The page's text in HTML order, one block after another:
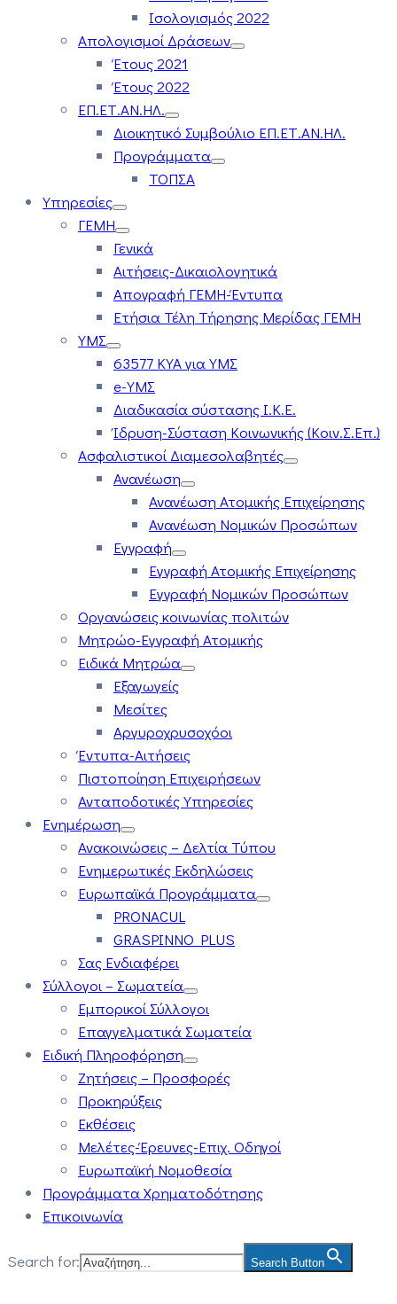
Ισολογισμός 2022
Απολογισμοί Δράσεων
Έτους 2021
Έτους 2022
ΕΠ.ΕΤ.ΑΝ.ΗΛ.
Διοικητικό Συμβούλιο ΕΠ.ΕΤ.ΑΝ.ΗΛ.
Προγράμματα
ΤΟΠΣΑ
Υπηρεσίες
ΓΕΜΗ
Γενικά
Αιτήσεις-Δικαιολογητικά
Απογραφή ΓΕΜΗ-Έντυπα
Ετήσια Τέλη Τήρησης Μερίδας ΓΕΜΗ
ΥΜΣ
63577 ΚΥΑ για ΥΜΣ
e-ΥΜΣ
Διαδικασία σύστασης Ι.Κ.Ε.
Ίδρυση-Σύσταση Κοινωνικής (Κοιν.Σ.Επ.)
Ασφαλιστικοί Διαμεσολαβητές
Ανανέωση
Ανανέωση Ατομικής Επιχείρησης
Ανανέωση Νομικών Προσώπων
Εγγραφή
Εγγραφή Ατομικής Επιχείρησης
Εγγραφή Νομικών Προσώπων
Οργανώσεις κοινωνίας πολιτών
Μητρώο-Εγγραφή Ατομικής
Ειδικά Μητρώα
Εξαγωγείς
Μεσίτες
Αργυροχρυσοχόοι
Έντυπα-Αιτήσεις
Πιστοποίηση Επιχειρήσεων
Ανταποδοτικές Υπηρεσίες
Ενημέρωση
Ανακοινώσεις – Δελτία Τύπου
Ενημερωτικές Εκδηλώσεις
Ευρωπαϊκά Προγράμματα
PRONACUL
GRASPINNO PLUS
Σας Ενδιαφέρει
Σύλλογοι – Σωματεία
Εμπορικοί Σύλλογοι
Επαγγελματικά Σωματεία
Ειδική Πληροφόρηση
Ζητήσεις – Προσφορές
Προκηρύξεις
Εκθέσεις
Μελέτες-Έρευνες-Επιχ. Οδηγοί
Ευρωπαϊκή Νομοθεσία
Προγράμματα Χρηματοδότησης
Επικοινωνία
Search for: Search Button